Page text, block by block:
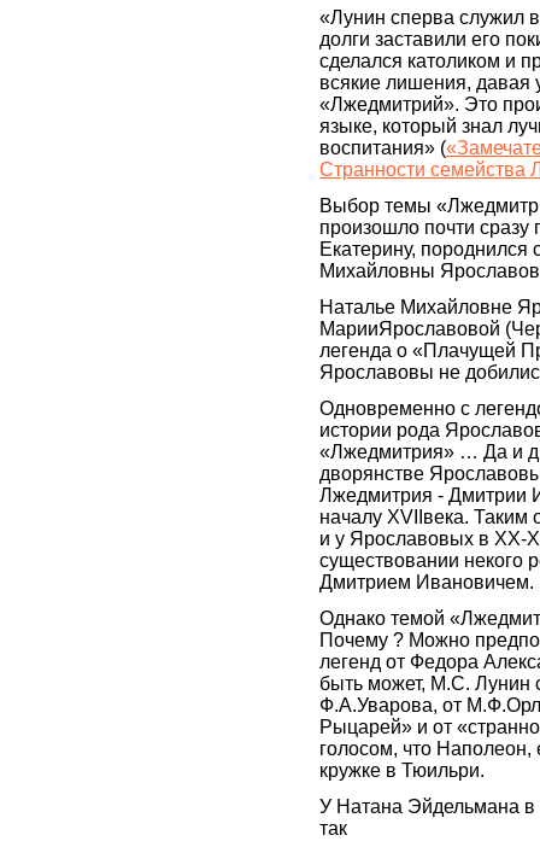
«Лунин сперва служил
долги заставили его
сделался католиком и
всякие лишения, давая
«Лжедмитрий». Это
языке, который знал
воспитания» (
Странности
Выбор темы
произошло почти сразу
Екатерину,
Михайловны
Наталье Михайловне
МарииЯрославовой
легенда о «Плачущей
Ярославовы не
Одновременно с
истории рода
«Лжедмитрия» … Да и
дворянстве
Лжедмитрия - Дмитрии
началу XVIIвека. Таким
и у Ярославовых в XX-
существовании некого
Дмитрием Ивановичем.
Однако темой
Почему ? Можно
легенд от Федора
быть может, М.С. Лунин
Ф.А.Уварова, от
Рыцарей» и от
голосом, что
кружке в Тюильри.
У Натана Эйдельмана в
так